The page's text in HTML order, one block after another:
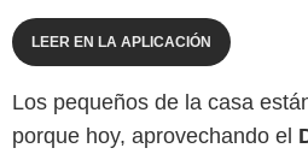
LEER EN LA APLICACIÓN
Los pequeños de la casa
porque hoy, aprovechando el